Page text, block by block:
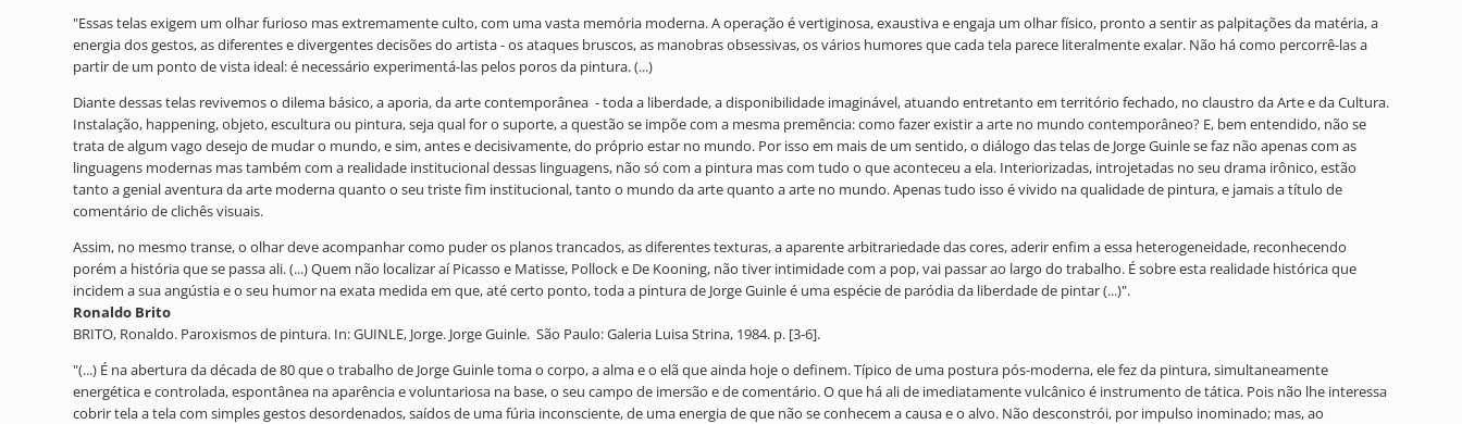
"Essas telas exigem um olhar furioso mas extremamente culto, com uma vasta memória moderna. A operação é vertiginosa, exaustiva e engaja um olhar físico, pronto a sentir as palpitações da matéria, a
energia dos gestos, as diferentes e divergentes decisões do artista - os ataques bruscos, as manobras obsessivas, os vários humores que cada tela parece literalmente exalar. Não há como percorrê-las a
partir de um ponto de vista ideal: é necessário experimentá-las pelos poros da pintura. (...)
Diante dessas telas revivemos o dilema básico, a aporia, da arte contemporânea - toda a liberdade, a disponibilidade imaginável, atuando entretanto em território fechado, no claustro da Arte e da Cultura.
Instalação, happening, objeto, escultura ou pintura, seja qual for o suporte, a questão se impõe com a mesma premência: como fazer existir a arte no mundo contemporâneo? E, bem entendido, não se
trata de algum vago desejo de mudar o mundo, e sim, antes e decisivamente, do próprio estar no mundo. Por isso em mais de um sentido, o diálogo das telas de Jorge Guinle se faz não apenas com as
linguagens modernas mas também com a realidade institucional dessas linguagens, não só com a pintura mas com tudo o que aconteceu a ela. Interiorizadas, introjetadas no seu drama irônico, estão
tanto a genial aventura da arte moderna quanto o seu triste fim institucional, tanto o mundo da arte quanto a arte no mundo. Apenas tudo isso é vivido na qualidade de pintura, e jamais a título de
comentário de clichês visuais.
Assim, no mesmo transe, o olhar deve acompanhar como puder os planos trancados, as diferentes texturas, a aparente arbitrariedade das cores, aderir enfim a essa heterogeneidade, reconhecendo
porém a história que se passa ali. (...) Quem não localizar aí Picasso e Matisse, Pollock e De Kooning, não tiver intimidade com a pop, vai passar ao largo do trabalho. É sobre esta realidade histórica que
incidem a sua angústia e o seu humor na exata medida em que, até certo ponto, toda a pintura de Jorge Guinle é uma espécie de paródia da liberdade de pintar (...)".
Ronaldo Brito
BRITO, Ronaldo. Paroxismos de pintura. In: GUINLE, Jorge. Jorge Guinle. São Paulo: Galeria Luisa Strina, 1984. p. [3-6].
"(...) É na abertura da década de 80 que o trabalho de Jorge Guinle toma o corpo, a alma e o elã que ainda hoje o definem. Típico de uma postura pós-moderna, ele fez da pintura, simultaneamente
energética e controlada, espontânea na aparência e voluntariosa na base, o seu campo de imersão e de comentário. O que há ali de imediatamente vulcânico é instrumento de tática. Pois não lhe interessa
cobrir tela a tela com simples gestos desordenados, saídos de uma fúria inconsciente, de uma energia de que não se conhecem a causa e o alvo. Não desconstrói, por impulso inominado; mas, ao